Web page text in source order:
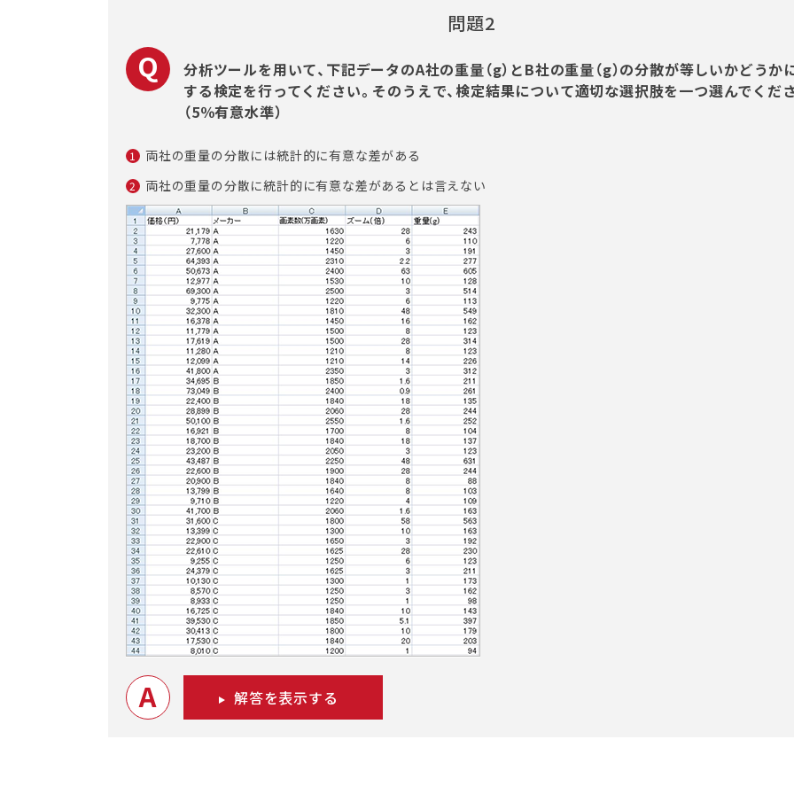
問題2
分析ツールを用いて、下記データのA社の重量（g）とB社の重量（g）の分散が等しいかどうか
する検定を行ってください。そのうえで、検定結果について適切な選択肢を一つ選んでくだ
（5％有意水準）
1 両社の重量の分散には統計的に有意な差がある
2 両社の重量の分散に統計的に有意な差があるとは言えない
A 解答を表示する